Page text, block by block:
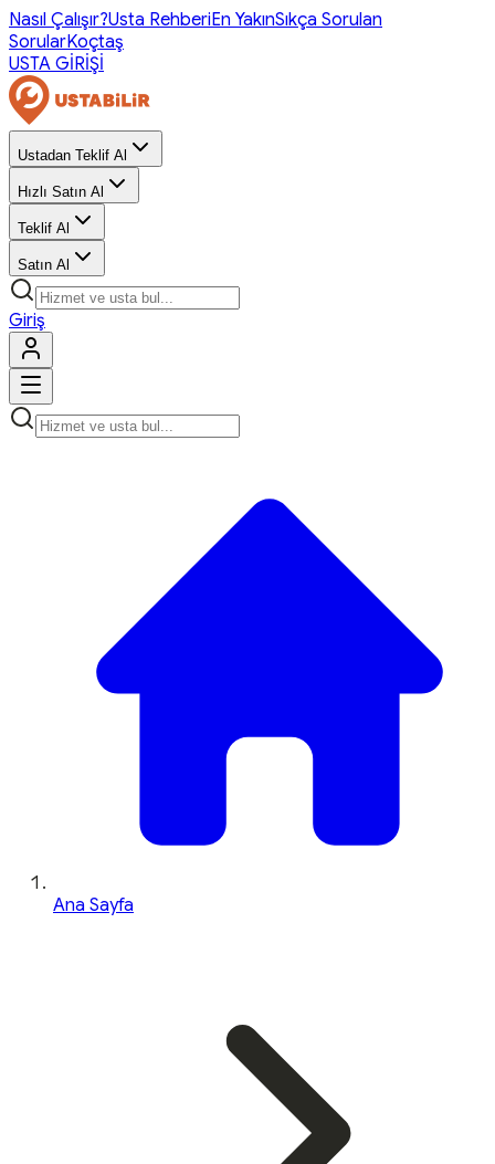
Nasıl Çalışır?Usta RehberiEn YakınSıkça Sorulan
SorularKoçtaş
USTA GİRİŞİ
Ustadan Teklif Al
Hızlı Satın Al
Teklif Al
Satın Al
Giriş
Ana Sayfa